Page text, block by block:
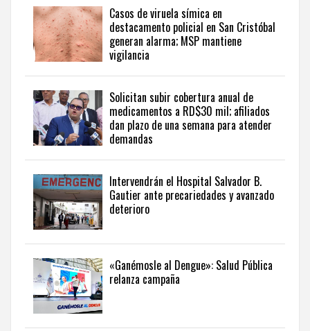
en
health
and
lifestyle
stories
from
the
Dominican
Republic.
Casos de viruela símica en
destacamento policial en San Cristóbal
generan alarma; MSP mantiene
vigilancia
Solicitan subir cobertura anual de
medicamentos a RD$30 mil; afiliados
dan plazo de una semana para atender
demandas
Intervendrán el Hospital Salvador B.
Gautier ante precariedades y avanzado
deterioro
«Ganémosle al Dengue»: Salud Pública
relanza campaña